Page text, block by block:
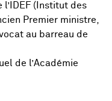
l’IDEF (Institut des
Premier ministre,
au barreau de
de l’Académie